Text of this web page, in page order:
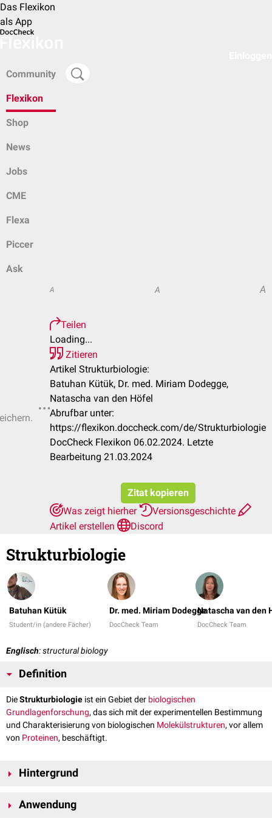
Das Flexikon
als App
Community
Flexikon
Shop
News
Jobs
CME
Flexa
Piccer
Ask
A A A
Teilen
Loading...
Zitieren
Artikel Strukturbiologie:
Batuhan Kütük, Dr. med. Miriam Dodegge,
Natascha van den Höfel
Abrufbar unter:
https://flexikon.doccheck.com/de/Strukturbiologie
DocCheck Flexikon 06.02.2024. Letzte
Bearbeitung 21.03.2024
Zitat kopieren
Was zeigt hierher
Versionsgeschichte
Artikel erstellen
Discord
Strukturbiologie
Batuhan Kütük
Student/in (andere Fächer)
Dr. med. Miriam Dodegge
DocCheck Team
Natascha van den
DocCheck Team
Englisch: structural biology
Definition
DieStrukturbiologie ist ein Gebiet der biologischen
Grundlagenforschung, das sich mit der experimentellen Bestimmung
und Charakterisierung von biologischen Molekülstrukturen, vor allem
von Proteinen, beschäftigt.
Hintergrund
Strukturbioinformatik
Anwendung